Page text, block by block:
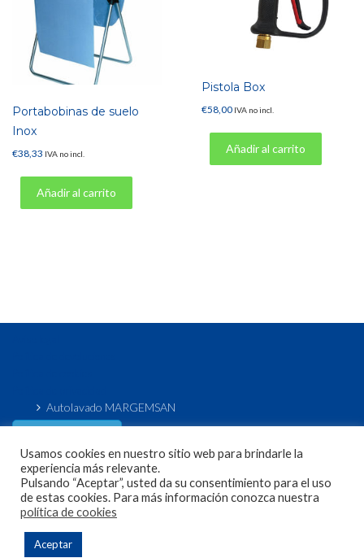
Portabobinas de suelo
Inox
€38,33 IVA no incl.
Añadir al carrito
Pistola Box
€58,00 IVA no incl.
Añadir al carrito
Autolavado MARGEMSAN
Usamos cookies en nuestro sitio web para brindarle la
experiencia más relevante.
Pulsando “Aceptar”, usted da su consentimiento para el uso
de estas cookies. Para más información conozca nuestra
política de cookies
Aceptar